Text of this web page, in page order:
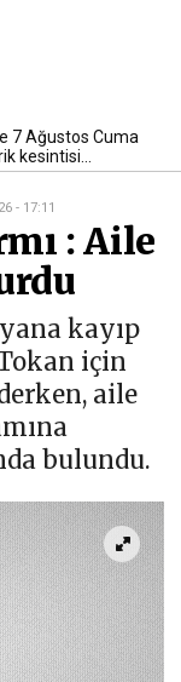
7 Ağustos Cuma
kesintisi...
- 17:11
: Aile
yana kayıp
için
aile
bulundu.